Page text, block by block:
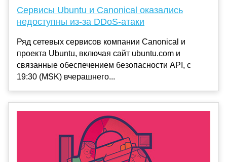
Сервисы Ubuntu и Canonical оказались
недоступны из-за DDoS-атаки
Ряд сетевых сервисов компании Canonical и
проекта Ubuntu, включая сайт ubuntu.com и
связанные обеспечением безопасности API, с
19:30 (MSK) вчерашнего...